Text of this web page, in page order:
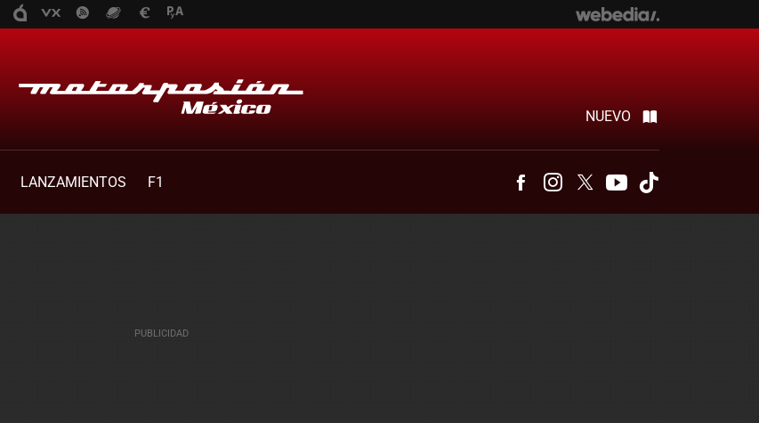
NUEVO
LANZAMIENTOS F1 FacebookInstagram
Twitter Youtube